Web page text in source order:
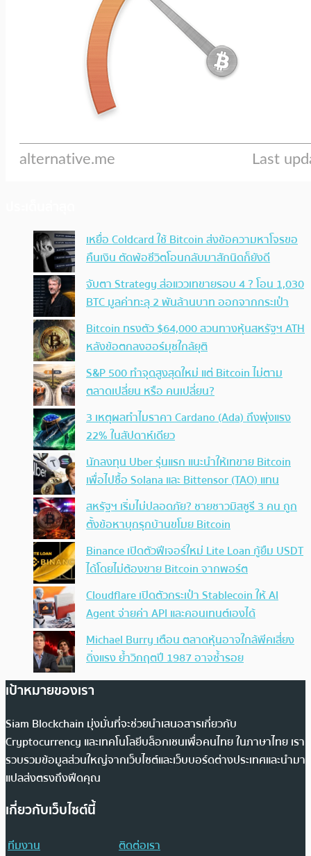
เหยื่อ Coldcard ใช้ Bitcoin ส่งข้อความหาโจรขอ
คืนเงิน ตัดพ้อชีวิตโอนกลับมาสักนิดก็ยังดี
จับตา Strategy ส่อแววเทขายรอบ 4 ? โอน 1,030
BTC มูลค่าทะลุ 2 พันล้านบาท ออกจากกระเป๋า
Bitcoin ทรงตัว $64,000 สวนทางหุ้นสหรัฐฯ ATH
หลังข้อตกลงฮอร์มุซใกล้ยุติ
S&P 500 ทำจุดสูงสุดใหม่ แต่ Bitcoin ไม่ตาม
ตลาดเปลี่ยน หรือ คนเปลี่ยน?
3 เหตุผลทำไมราคา Cardano (Ada) ถึงพุ่งแรง
22% ในสัปดาห์เดียว
นักลงทุน Uber รุ่นแรก แนะนำให้เทขาย Bitcoin
เพื่อไปซื้อ Solana และ Bittensor (TAO) แทน
สหรัฐฯ เริ่มไม่ปลอดภัย? ชายชาวมิสซูรี 3 คน ถูก
ตั้งข้อหาบุกรุกบ้านขโมย Bitcoin
Binance เปิดตัวฟีเจอร์ใหม่ Lite Loan กู้ยืม USDT
ได้โดยไม่ต้องขาย Bitcoin จากพอร์ต
Cloudflare เปิดตัวกระเป๋า Stablecoin ให้ AI
Agent จ่ายค่า API และคอนเทนต์เองได้
Michael Burry เตือน ตลาดหุ้นอาจใกล้พีคเสี่ยง
ดิ่งแรง ย้ำวิกฤตปี 1987 อาจซ้ำรอย
เป้าหมายของเรา
Siam Blockchain มุ่งมั่นที่จะช่วยนำเสนอสารเกี่ยวกับ
Cryptocurrency และเทคโนโลยีบล็อกเชนเพื่อคนไทย ในภาษาไทย เรา
รวบรวมข้อมูลส่วนใหญ่จากเว็บไซต์และเว็บบอร์ดต่างประเทศและนำมา
แปลส่งตรงถึงฟีดคุณ
เกี่ยวกับเว็บไซต์นี้
ทีมงาน
ติดต่อเรา